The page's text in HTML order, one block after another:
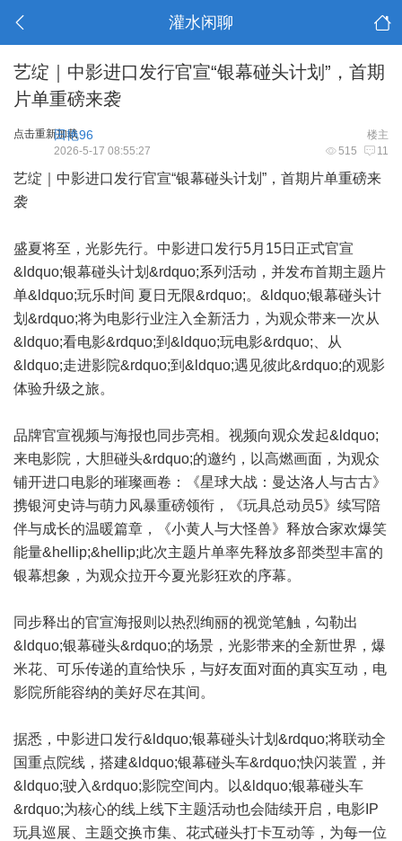
灌水闲聊
艺绽｜中影进口发行官宣“银幕碰头计划”，首期
片单重磅来袭
点击重新加载 楼主
田艳96
515 11
2026-5-17 08:55:27
艺绽｜中影进口发行官宣“银幕碰头计划”，首期片单重磅来
袭
盛夏将至，光影先行。中影进口发行5月15日正式官宣
&ldquo;银幕碰头计划&rdquo;系列活动，并发布首期主题片
单&ldquo;玩乐时间 夏日无限&rdquo;。&ldquo;银幕碰头计
划&rdquo;将为电影行业注入全新活力，为观众带来一次从
&ldquo;看电影&rdquo;到&ldquo;玩电影&rdquo;、从
&ldquo;走进影院&rdquo;到&ldquo;遇见彼此&rdquo;的观影
体验升级之旅。
品牌官宣视频与海报也同步亮相。视频向观众发起&ldquo;
来电影院，大胆碰头&rdquo;的邀约，以高燃画面，为观众
铺开进口电影的璀璨画卷：《星球大战：曼达洛人与古古》
携银河史诗与萌力风暴重磅领衔，《玩具总动员5》续写陪
伴与成长的温暖篇章，《小黄人与大怪兽》释放合家欢爆笑
能量&hellip;&hellip;此次主题片单率先释放多部类型丰富的
银幕想象，为观众拉开今夏光影狂欢的序幕。
同步释出的官宣海报则以热烈绚丽的视觉笔触，勾勒出
&ldquo;银幕碰头&rdquo;的场景，光影带来的全新世界，爆
米花、可乐传递的直给快乐，与好友面对面的真实互动，电
影院所能容纳的美好尽在其间。
据悉，中影进口发行&ldquo;银幕碰头计划&rdquo;将联动全
国重点院线，搭建&ldquo;银幕碰头车&rdquo;快闪装置，并
&ldquo;驶入&rdquo;影院空间内。以&ldquo;银幕碰头车
&rdquo;为核心的线上线下主题活动也会陆续开启，电影IP
玩具巡展、主题交换市集、花式碰头打卡互动等，为每一位